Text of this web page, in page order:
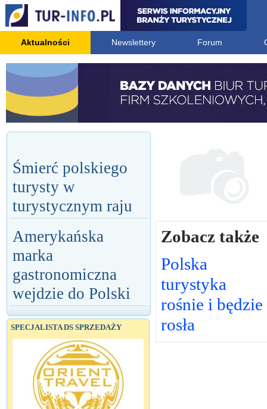
Aktualności Newslettery Forum
Śmierć polskiego
turysty w
turystycznym raju
Amerykańska
marka
gastronomiczna
wejdzie do Polski
SPECJALISTA DS SPRZEDAŻY
Zobacz także
Polska
turystyka
rośnie i będzie
rosła